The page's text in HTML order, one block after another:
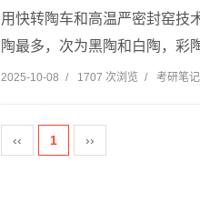
用快转陶车和高温严密封窑技
陶最多，次为黑陶和白陶，
2025-10-08 / 1707 次浏览 / 考研笔记
‹‹ 1 ››